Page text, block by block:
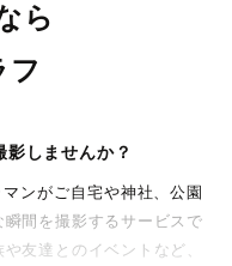
ら
フ
しませんか？
ンがご自宅や神社、公園
間を撮影するサービスで
友達とのイベントなど、